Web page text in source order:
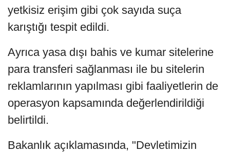
yetkisiz erişim gibi çok sayıda suça
karıştığı tespit edildi.
Ayrıca yasa dışı bahis ve kumar sitelerine
para transferi sağlanması ile bu sitelerin
reklamlarının yapılması gibi faaliyetlerin de
operasyon kapsamında değerlendirildiği
belirtildi.
Bakanlık açıklamasında, "Devletimizin